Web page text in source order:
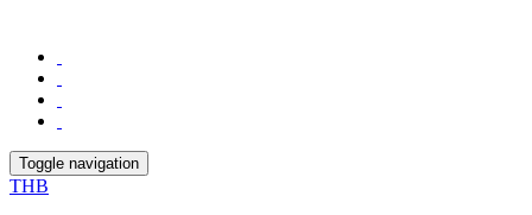
Toggle navigation
THB